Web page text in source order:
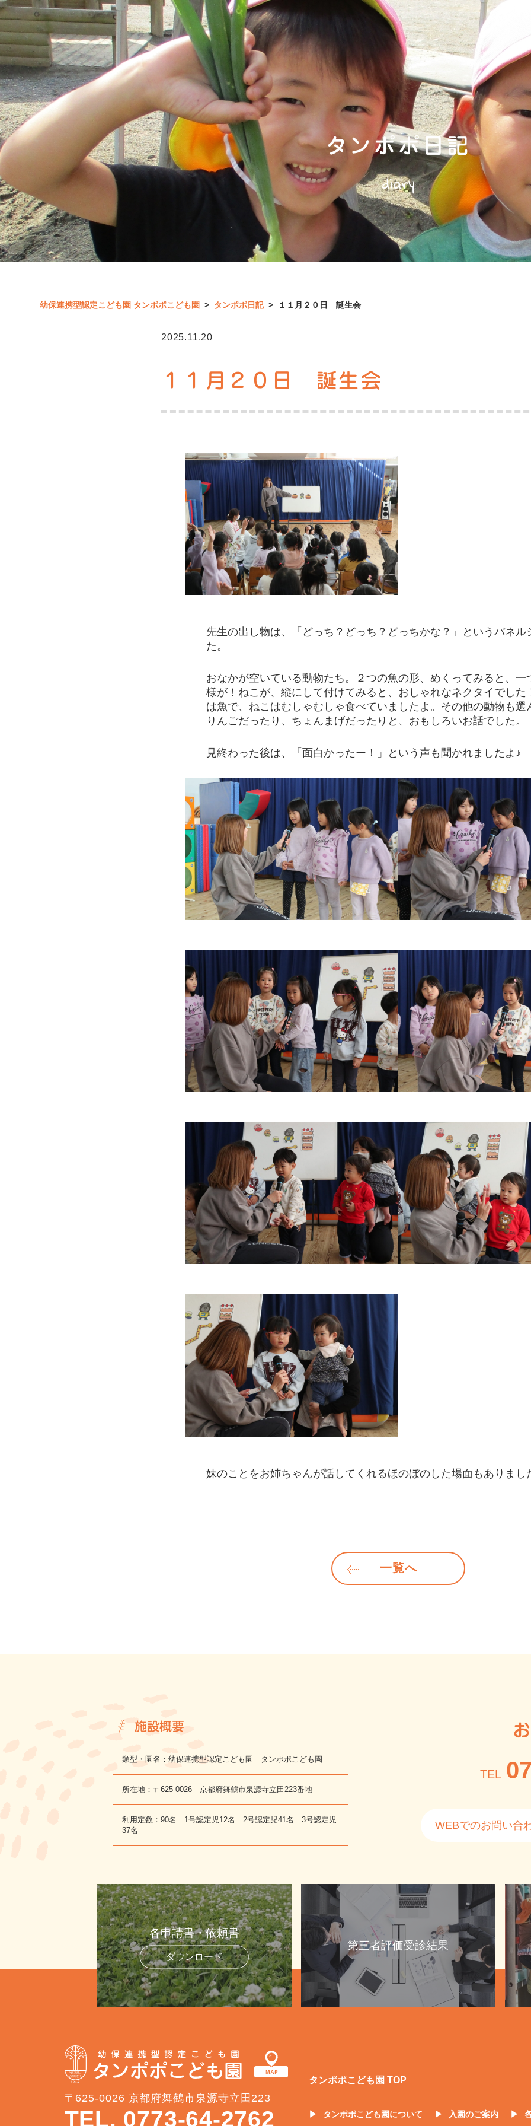
タンポポ日記
diary
幼保連携型認定こども園 タンポポこども園 > タンポポ日記 > １１月２０日 誕生会
2025.11.20
１１月２０日 誕生会
先生の出し物は、「どっち？どっち？どっちかな？」というパネル
た。
おなかが空いている動物たち。２つの魚の形、めくってみると、一
様が！ねこが、縦にして付けてみると、おしゃれなネクタイでした
は魚で、ねこはむしゃむしゃ食べていましたよ。その他の動物も選
りんごだったり、ちょんまげだったりと、おもしろいお話でした。
見終わった後は、「面白かったー！」という声も聞かれましたよ♪
妹のことをお姉ちゃんが話してくれるほのぼのした場面もありまし
一覧へ
施設概要
類型・園名：幼保連携型認定こども園 タンポポこども園
所在地：〒625-0026 京都府舞鶴市泉源寺立田223番地
利用定数：90名 1号認定児12名 2号認定児41名 3号認定児
37名
TEL
WEBでのお問い合
各申請書・依頼書
ダウンロード
第三者評価受診結果
タンポポこども園 TOP
タンポポこども園について 入園のご案内
〒625-0026 京都府舞鶴市泉源寺立田223
TEL. 0773-64-2762